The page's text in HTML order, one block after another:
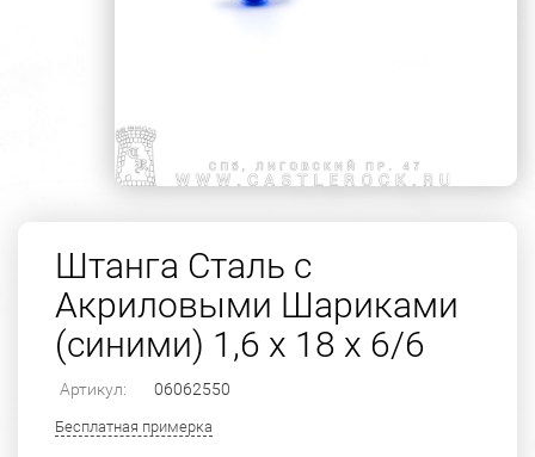
Штанга Сталь с
Акриловыми Шариками
(синими) 1,6 х 18 х 6/6
Артикул: 06062550
Бесплатная примерка